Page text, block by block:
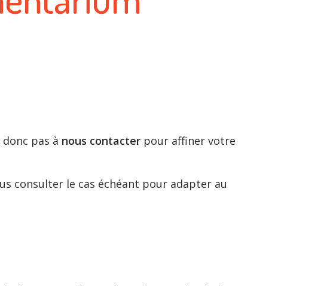
pas à nous contacter pour affiner votre
consulter le cas échéant pour adapter au